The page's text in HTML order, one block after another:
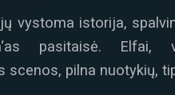
vystoma istorija,
pasitaisė.
scenos, pilna nuotykių,